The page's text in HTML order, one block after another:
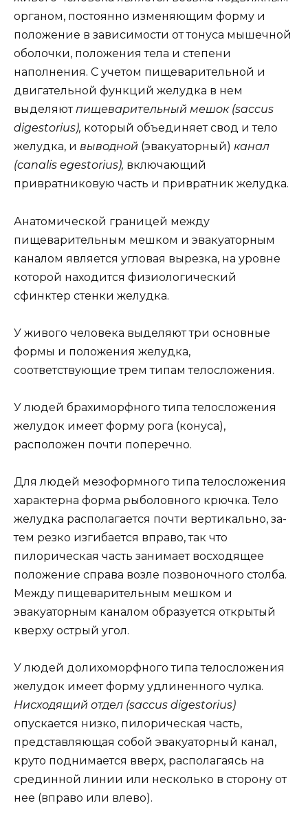
органом, постоянно изменяющим форму и
положение в зависимости от тонуса мышечной
оболочки, положения тела и степени
наполнения. С учетом пищеварительной и
двигательной функций желудка в нем
выделяютпищеварительный мешок (saccus
digestorius), который объединяет свод и тело
желудка, и выводной (эвакуаторный) канал
(canalis egestorius), включающий
привратниковую часть и привратник желудка.
Анатомической границей между
пищеварительным мешком и эвакуаторным
каналом является угловая вырезка, на уровне
которой находится физиологический
сфинктер стенки желудка.
У живого человека выделяют три основные
формы и положения желудка,
соответствующие трем типам телосложения.
У людей брахиморфного типа телосложения
желудок имеет форму рога (конуса),
расположен почти поперечно.
Для людей мезоформного типа телосложения
характерна форма рыболовного крючка. Тело
желудка располагается почти вертикально, за-
тем резко изгибается вправо, так что
пилорическая часть занимает восходящее
положение справа возле позвоночного столба.
Между пищеварительным мешком и
эвакуаторным каналом образуется открытый
кверху острый угол.
У людей долихоморфного типа телосложения
желудок имеет форму удлиненного чулка.
Нисходящий отдел (saccus digestorius)
опускается низко, пилорическая часть,
представляющая собой эвакуаторный канал,
круто поднимается вверх, располагаясь на
срединной линии или несколько в сторону от
нее (вправо или влево).